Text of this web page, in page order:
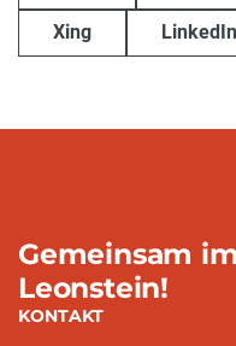
Xing LinkedIn
Gemeinsam
Leonstein!
KONTAKT